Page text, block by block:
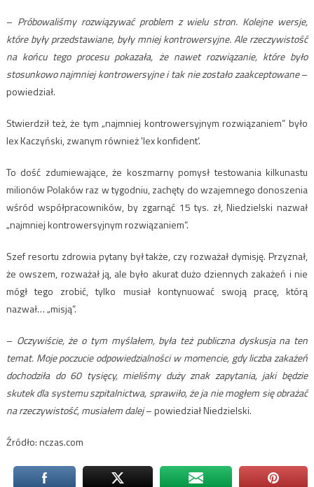
– Próbowaliśmy rozwiązywać problem z wielu stron. Kolejne wersje,
które były przedstawiane, były mniej kontrowersyjne. Ale rzeczywistość
na końcu tego procesu pokazała, że nawet rozwiązanie, które było
stosunkowo najmniej kontrowersyjne i tak nie zostało zaakceptowane–
powiedział.
Stwierdził też, że tym „najmniej kontrowersyjnym rozwiązaniem” było
lex Kaczyński, zwanym również 'lex konfident’.
To dość zdumiewające, że koszmarny pomysł testowania kilkunastu
milionów Polaków raz w tygodniu, zachęty do wzajemnego donoszenia
wśród współpracowników, by zgarnąć 15 tys. zł, Niedzielski nazwał
„najmniej kontrowersyjnym rozwiązaniem”.
Szef resortu zdrowia pytany był także, czy rozważał dymisję. Przyznał,
że owszem, rozważał ją, ale było akurat dużo dziennych zakażeń i nie
mógł tego zrobić, tylko musiał kontynuować swoją pracę, którą
nazwał… „misją”.
– Oczywiście, że o tym myślałem, była też publiczna dyskusja na ten
temat. Moje poczucie odpowiedzialności w momencie, gdy liczba zakażeń
dochodziła do 60 tysięcy, mieliśmy duży znak zapytania, jaki będzie
skutek dla systemu szpitalnictwa, sprawiło, że ja nie mogłem się obrażać
na rzeczywistość, musiałem dalej– powiedział Niedzielski.
Źródło: nczas.com